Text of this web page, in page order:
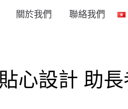
關於我們 聯絡我們
心設計 助